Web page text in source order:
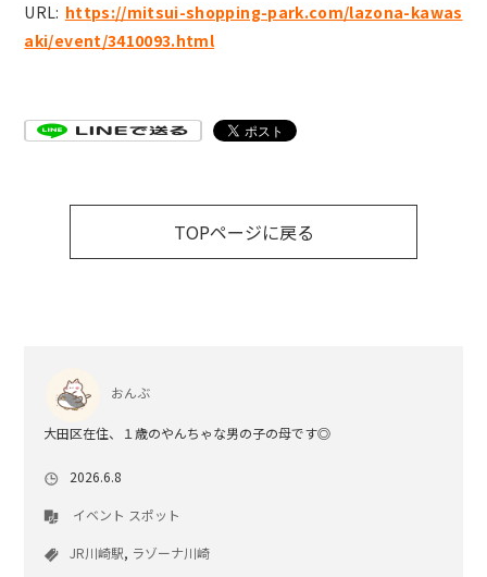
URL: https://mitsui-shopping-park.com/lazona-kawas
aki/event/3410093.html
TOPページに戻る
おんぶ
大田区在住、１歳のやんちゃな男の子の母です◎
2026.6.8
イベント スポット
JR川崎駅, ラゾーナ川崎